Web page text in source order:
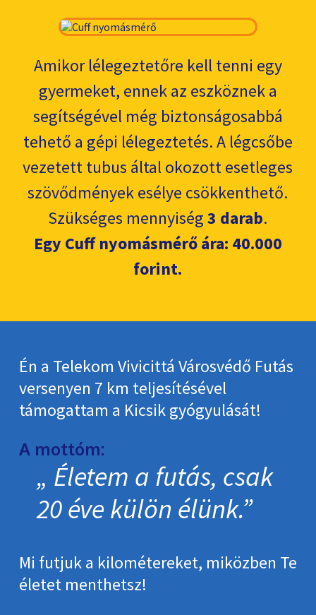
Amikor lélegeztetőre kell tenni egy
gyermeket, ennek az eszköznek a
segítségével még biztonságosabbá
tehető a gépi lélegeztetés. A légcsőbe
vezetett tubus által okozott esetleges
szövődmények esélye csökkenthető.
Szükséges mennyiség3 darab.
Egy Cuff nyomásmérő ára: 40.000
forint.
Én a Telekom Vivicittá Városvédő Futás
versenyen 7 km teljesítésével
támogattam a Kicsik gyógyulását!
A mottóm:
Életem a futás, csak
20 éve külön élünk.
Mi futjuk a kilométereket, miközben Te
életet menthetsz!